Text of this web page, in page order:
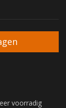
voorradig